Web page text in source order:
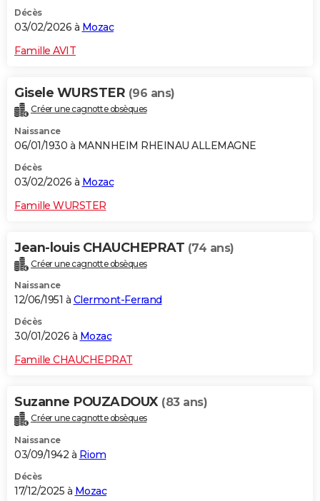
Décès
03/02/2026 à Mozac
Famille AVIT
Gisele WURSTER (96 ans)
Créer une cagnotte obsèques
Naissance
06/01/1930 à MANNHEIM RHEINAU ALLEMAGNE
Décès
03/02/2026 à Mozac
Famille WURSTER
Jean-louis CHAUCHEPRAT (74 ans)
Créer une cagnotte obsèques
Naissance
12/06/1951 à Clermont-Ferrand
Décès
30/01/2026 à Mozac
Famille CHAUCHEPRAT
Suzanne POUZADOUX (83 ans)
Créer une cagnotte obsèques
Naissance
03/09/1942 à Riom
Décès
17/12/2025 à Mozac